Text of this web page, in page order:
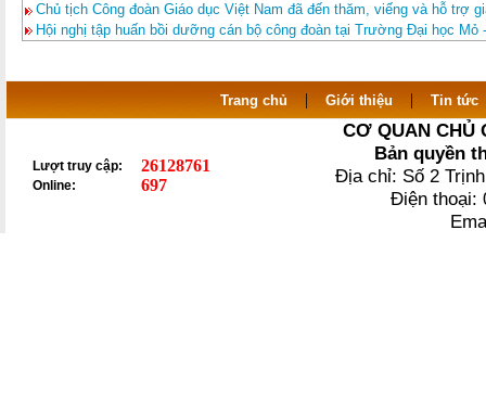
Chủ tịch Công đoàn Giáo dục Việt Nam đã đến thăm, viếng và hỗ trợ
Hội nghị tập huấn bồi dưỡng cán bộ công đoàn tại Trường Đại học Mỏ
Trang chủ | Giới thiệu | Tin tức
Lượt truy cập: 26128761
Online: 697
CƠ QUAN CHỦ
Bản quyền
Địa chỉ: Số 2
Điện